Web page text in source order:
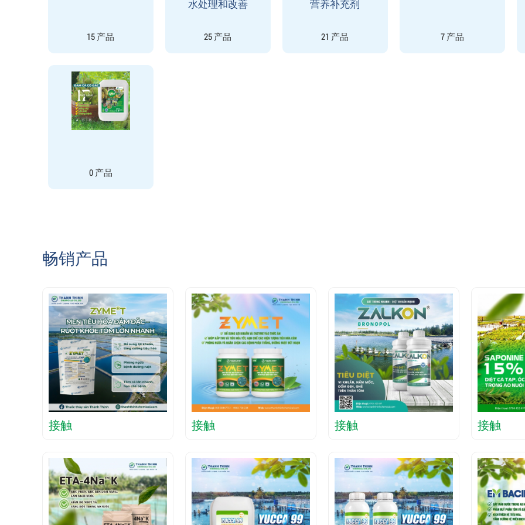
15 产品
水处理和改善
25 产品
营养补充剂
21 产品 7 产品
0 产品
畅销产品
接触 接触 接触 接触